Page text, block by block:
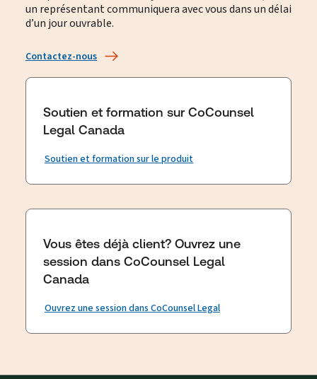
un représentant communiquera avec vous dans un délai
d’un jour ouvrable.
Contactez-nous
Soutien et formation sur CoCounsel
Legal Canada
Soutien et formation sur le produit
Vous êtes déjà client? Ouvrez une
session dans CoCounsel Legal
Canada
Ouvrez une session dans CoCounsel Legal